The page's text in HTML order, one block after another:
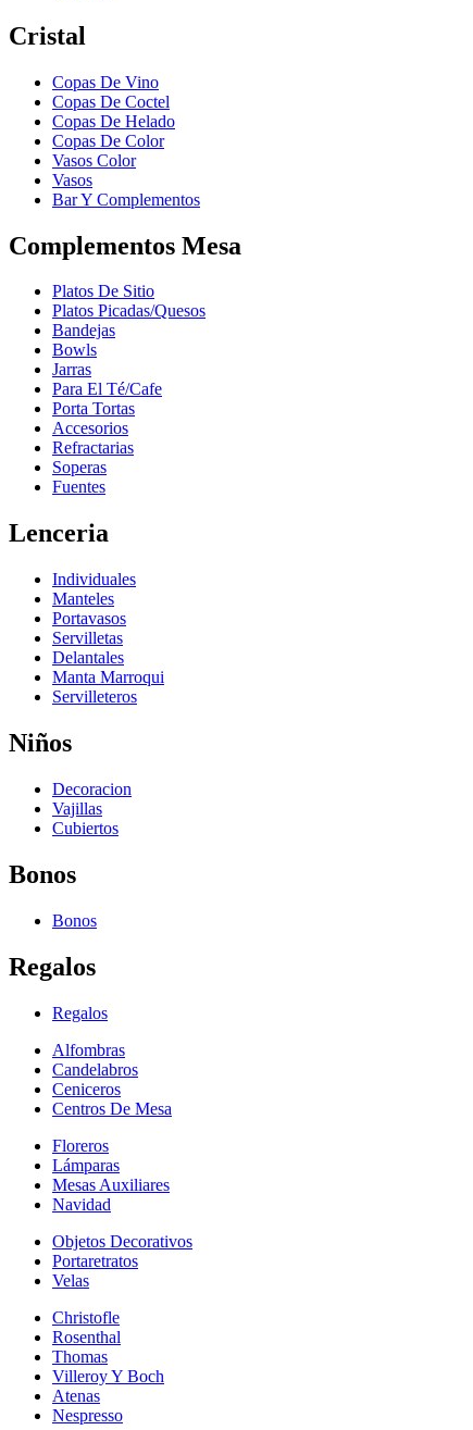
Cristal
Copas De Vino
Copas De Coctel
Copas De Helado
Copas De Color
Vasos Color
Vasos
Bar Y Complementos
Complementos Mesa
Platos De Sitio
Platos Picadas/Quesos
Bandejas
Bowls
Jarras
Para El Té/Cafe
Porta Tortas
Accesorios
Refractarias
Soperas
Fuentes
Lenceria
Individuales
Manteles
Portavasos
Servilletas
Delantales
Manta Marroqui
Servilleteros
Niños
Decoracion
Vajillas
Cubiertos
Bonos
Bonos
Regalos
Regalos
Alfombras
Candelabros
Ceniceros
Centros De Mesa
Floreros
Lámparas
Mesas Auxiliares
Navidad
Objetos Decorativos
Portaretratos
Velas
Christofle
Rosenthal
Thomas
Villeroy Y Boch
Atenas
Nespresso